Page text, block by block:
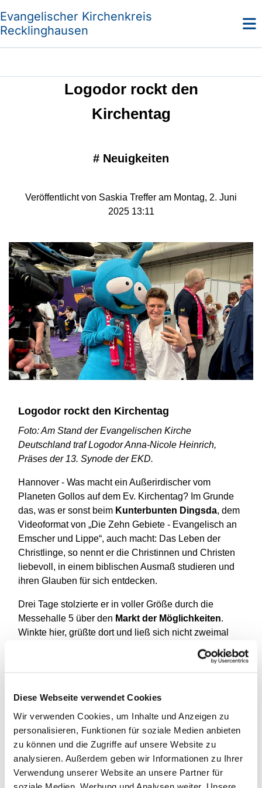
Diese Webseite verwendet Cookies
Wir verwenden Cookies, um Inhalte und Anzeigen zu
personalisieren, Funktionen für soziale Medien anbieten
zu können und die Zugriffe auf unsere Website zu
analysieren. Außerdem geben wir Informationen zu Ihrer
Verwendung unserer Website an unsere Partner für
Evangelischer Kirchenkreis
Recklinghausen
Logodor rockt den
Kirchentag
# Neuigkeiten
Veröffentlicht von Saskia Treffer am Montag, 2. Juni
2025 13:11
Logodor rockt den Kirchentag
Foto: Am Stand der Evangelischen Kirche
Deutschland traf Logodor Anna-Nicole Heinrich,
Präses der 13. Synode der EKD.
Hannover - Was macht ein Außerirdischer vom
Planeten Gollos auf dem Ev. Kirchentag? Im Grunde
das, was er sonst beim Kunterbunten Dingsda, dem
Videoformat von „Die Zehn Gebiete - Evangelisch an
Emscher und Lippe“, auch macht: Das Leben der
Christlinge, so nennt er die Christinnen und Christen
liebevoll, in einem biblischen Ausmaß studieren und
ihren Glauben für sich entdecken.
Drei Tage stolzierte er in voller Größe durch die
Messehalle 5 über den Markt der Möglichkeiten.
Winkte hier, grüßte dort und ließ sich nicht zweimal
bitten, wenn seine großen und kleinen Fans ein Selfie
Anna-Nicole Heinrich,
die junge Präses der Synode derEKD, zückte
sie zuvor lobende Worte für das Kunterbunte Dingsda
fand.
Logodor löste vor allem bei den Kindern pure
Begeisterung aus, manche konnten sich von ihm gar
nicht mehr trennen, andere besuchten ihn täglich und
brachten auch kleine Geschenke mit. Seine